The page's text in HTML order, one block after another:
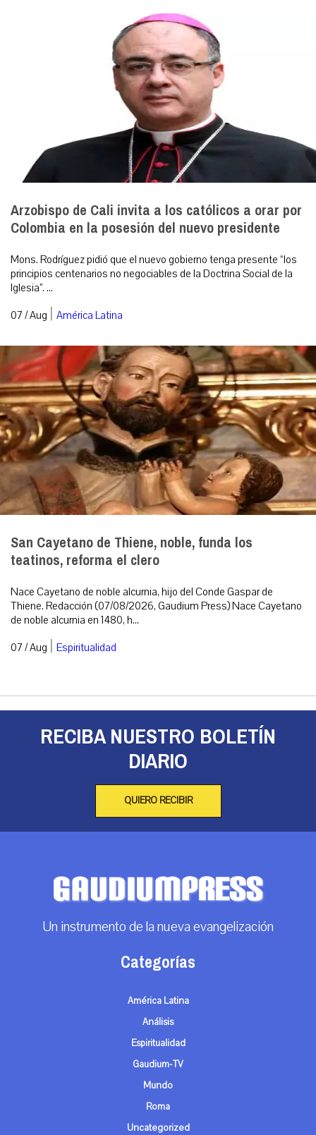
Arzobispo de Cali invita a los católicos a orar por
Colombia en la posesión del nuevo presidente
Mons. Rodríguez pidió que el nuevo gobierno tenga presente “los
principios centenarios no negociables de la Doctrina Social de la
Iglesia”. ...
07 / Aug | América Latina
San Cayetano de Thiene, noble, funda los
teatinos, reforma el clero
Nace Cayetano de noble alcurnia, hijo del Conde Gaspar de
Thiene. Redacción (07/08/2026, Gaudium Press) Nace Cayetano
de noble alcurnia en 1480, h...
07 / Aug | Espiritualidad
RECIBA NUESTRO BOLETÍN
DIARIO
QUIERO RECIBIR
Un instrumento de la nueva evangelización
Categorías
América Latina
Análisis
Espiritualidad
Gaudium-TV
Mundo
Roma
Uncategorized